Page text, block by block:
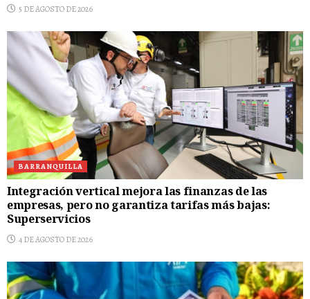
5 DE AGOSTO DE 2026
BARRANQUILLA
Integración vertical mejora las finanzas de las
empresas, pero no garantiza tarifas más bajas:
Superservicios
4 DE AGOSTO DE 2026